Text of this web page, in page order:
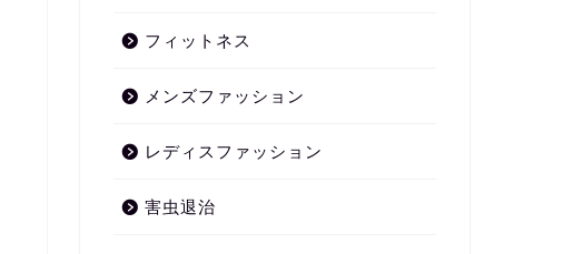
フィットネス
メンズファッション
レディスファッション
害虫退治